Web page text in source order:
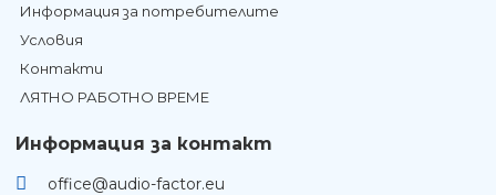
Информация за потребителите
Условия
Контакти
ЛЯТНО РАБОТНО ВРЕМЕ
Информация за контакт
office@audio-factor.eu